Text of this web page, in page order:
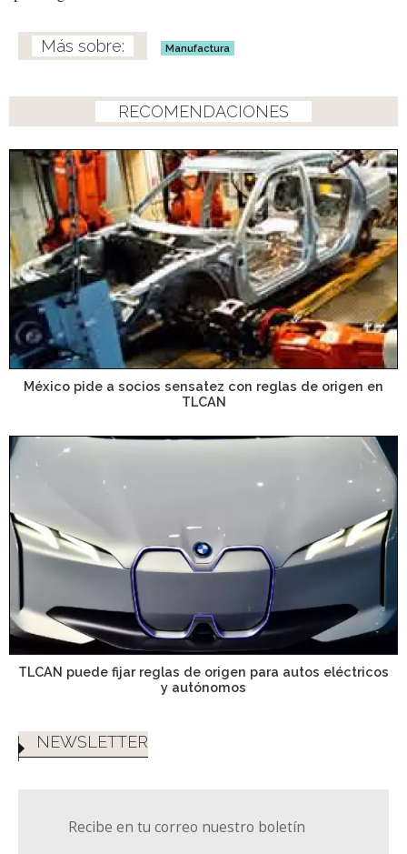
Manufactura
RECOMENDACIONES
México pide a socios sensatez con reglas de origen en
TLCAN
TLCAN puede fijar reglas de origen para autos eléctricos
y autónomos
NEWSLETTER
Recibe en tu correo nuestro boletín